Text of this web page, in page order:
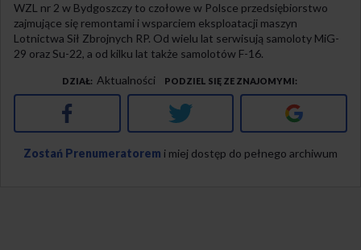
WZL nr 2 w Bydgoszczy to czołowe w Polsce przedsiębiorstwo
zajmujące się remontami i wsparciem eksploatacji maszyn
Lotnictwa Sił Zbrojnych RP. Od wielu lat serwisują samoloty MiG-
29 oraz Su-22, a od kilku lat także samolotów F-16.
DZIAŁ Aktualności PODZIEL SIĘ ZE ZNAJOMYMI
Facebook Twitter Google+
Zostań Prenumeratorem i miej dostęp do pełnego archiwum